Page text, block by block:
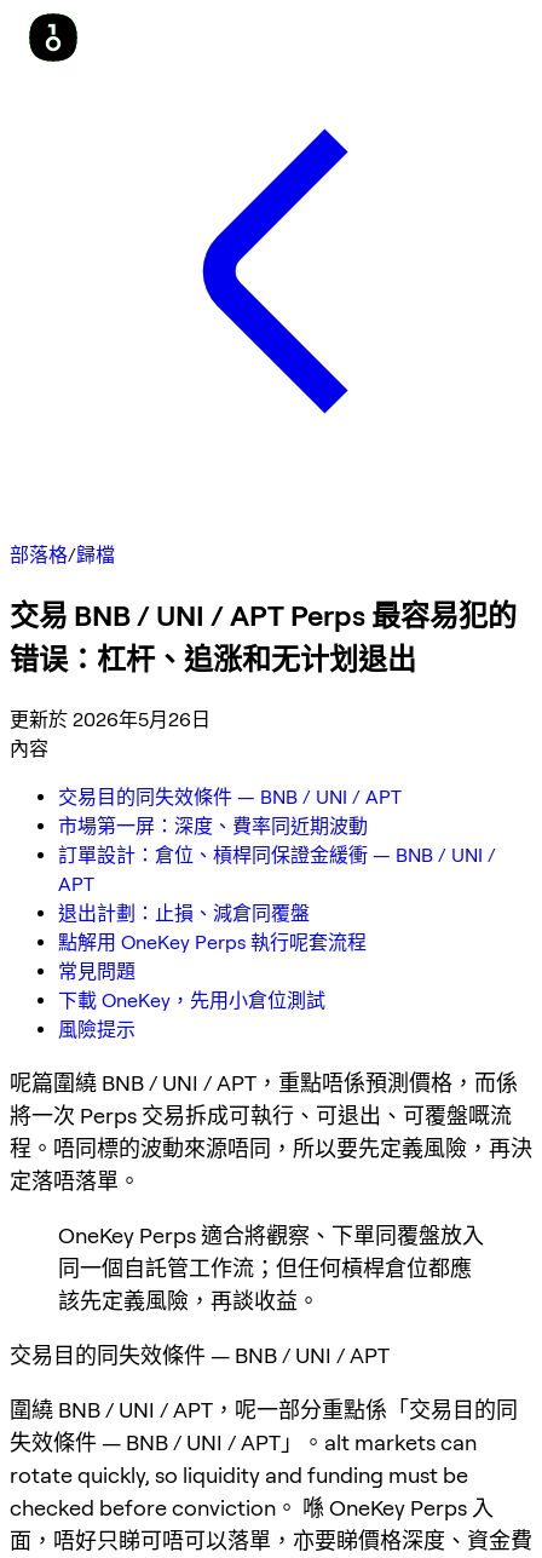
部落格/歸檔
交易 BNB / UNI / APT Perps 最容易犯的
错误：杠杆、追涨和无计划退出
更新於 2026年5月26日
內容
交易目的同失效條件 — BNB / UNI / APT
市場第一屏：深度、費率同近期波動
訂單設計：倉位、槓桿同保證金緩衝 — BNB / UNI /
APT
退出計劃：止損、減倉同覆盤
點解用 OneKey Perps 執行呢套流程
常見問題
下載 OneKey，先用小倉位測試
風險提示
呢篇圍繞 BNB / UNI / APT，重點唔係預測價格，而係
將一次 Perps 交易拆成可執行、可退出、可覆盤嘅流
程。唔同標的波動來源唔同，所以要先定義風險，再決
定落唔落單。
OneKey Perps 適合將觀察、下單同覆盤放入
同一個自託管工作流；但任何槓桿倉位都應
該先定義風險，再談收益。
交易目的同失效條件 — BNB / UNI / APT
圍繞 BNB / UNI / APT，呢一部分重點係「交易目的同
失效條件 — BNB / UNI / APT」。alt markets can
rotate quickly, so liquidity and funding must be
checked before conviction。 喺 OneKey Perps 入
面，唔好只睇可唔可以落單，亦要睇價格深度、資金費